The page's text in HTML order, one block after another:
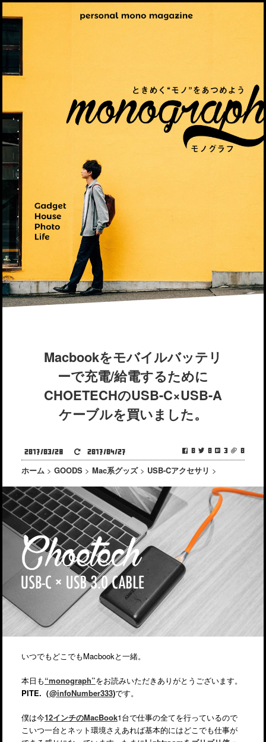
Macbookをモバイルバッテリ
ーで充電/給電するために
CHOETECHのUSB-C×USB-A
ケーブルを買いました。
0 0 3 0
2017/03/28 2017/04/27
ホーム > GOODS > Mac系グッズ > USB-Cアクセサリ >
いつでもどこでもMacbookと一緒。
本日も“monograph”をお読みいただきありがとうございます。
PITE.（@infoNumber333)です。
僕は今12インチのMacBook1台で仕事の全てを行っているので
こいつ一台とネット環境さえあれば基本的にはどこでも仕事が